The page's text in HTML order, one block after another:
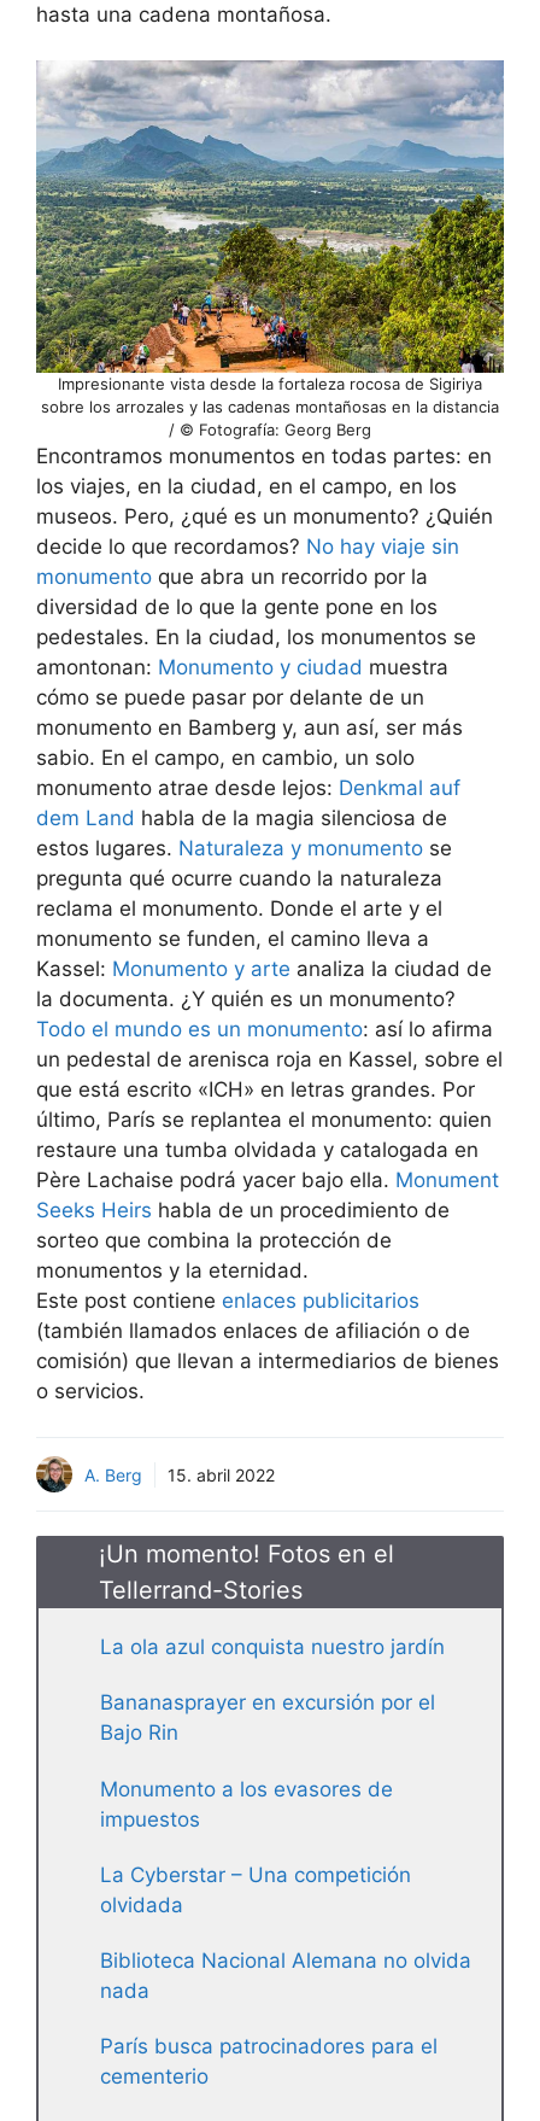
hasta una cadena montañosa.
Impresionante vista desde la fortaleza rocosa de Sigiriya
sobre los arrozales y las cadenas montañosas en la distancia
/ © Fotografía: Georg Berg
Encontramos monumentos en todas partes: en
los viajes, en la ciudad, en el campo, en los
museos. Pero, ¿qué es un monumento? ¿Quién
decide lo que recordamos? No hay viaje sin
monumento que abra un recorrido por la
diversidad de lo que la gente pone en los
pedestales. En la ciudad, los monumentos se
amontonan: Monumento y ciudad muestra
cómo se puede pasar por delante de un
monumento en Bamberg y, aun así, ser más
sabio. En el campo, en cambio, un solo
monumento atrae desde lejos: Denkmal auf
dem Land habla de la magia silenciosa de
estos lugares. Naturaleza y monumento se
pregunta qué ocurre cuando la naturaleza
reclama el monumento. Donde el arte y el
monumento se funden, el camino lleva a
Kassel: Monumento y arte analiza la ciudad de
la documenta. ¿Y quién es un monumento?
Todo el mundo es un monumento: así lo afirma
un pedestal de arenisca roja en Kassel, sobre el
que está escrito «ICH» en letras grandes. Por
último, París se replantea el monumento: quien
restaure una tumba olvidada y catalogada en
Père Lachaise podrá yacer bajo ella. Monument
Seeks Heirs habla de un procedimiento de
sorteo que combina la protección de
monumentos y la eternidad.
Este post contiene enlaces publicitarios
(también llamados enlaces de afiliación o de
comisión) que llevan a intermediarios de bienes
o servicios.
A. Berg 15. abril 2022
¡Un momento! Fotos en el
Tellerrand-Stories
La ola azul conquista nuestro jardín
Bananasprayer en excursión por el
Bajo Rin
Monumento a los evasores de
impuestos
La Cyberstar – Una competición
olvidada
Biblioteca Nacional Alemana no olvida
nada
París busca patrocinadores para el
cementerio